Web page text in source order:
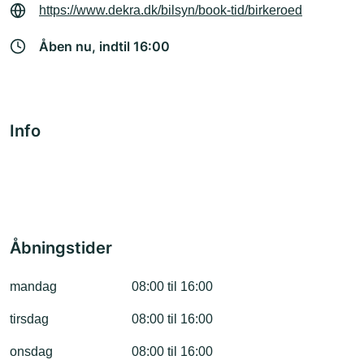
https://www.dekra.dk/bilsyn/book-tid/birkeroed
Åben nu, indtil 16:00
Info
Åbningstider
mandag 08:00 til 16:00
tirsdag 08:00 til 16:00
onsdag 08:00 til 16:00